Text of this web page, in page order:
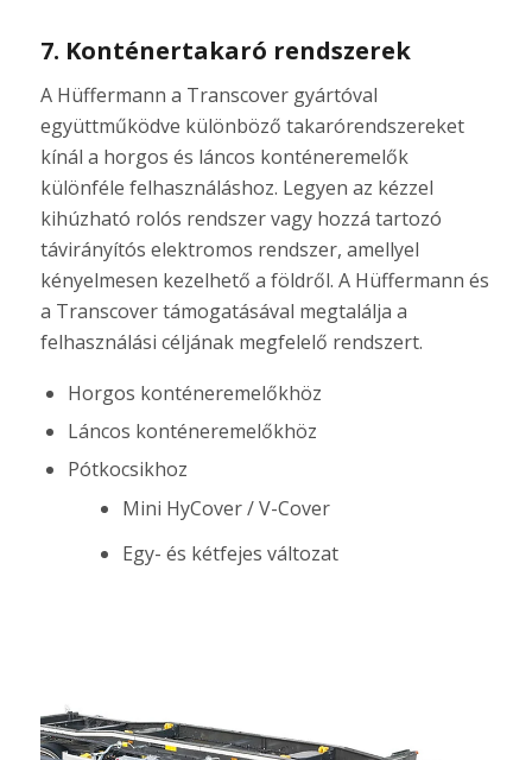
7. Konténertakaró rendszerek
A Hüffermann a Transcover gyártóval
együttműködve különböző takarórendszereket
kínál a horgos és láncos konténeremelők
különféle felhasználáshoz. Legyen az kézzel
kihúzható rolós rendszer vagy hozzá tartozó
távirányítós elektromos rendszer, amellyel
kényelmesen kezelhető a földről. A Hüffermann és
a Transcover támogatásával megtalálja a
felhasználási céljának megfelelő rendszert.
Horgos konténeremelőkhöz
Láncos konténeremelőkhöz
Pótkocsikhoz
Mini HyCover / V-Cover
Egy- és kétfejes változat